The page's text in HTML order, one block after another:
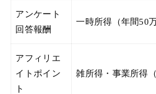
アンケート
回答報酬
一時所得（年間50
アフィリエ
イトポイン
ト
雑所得・事業所得